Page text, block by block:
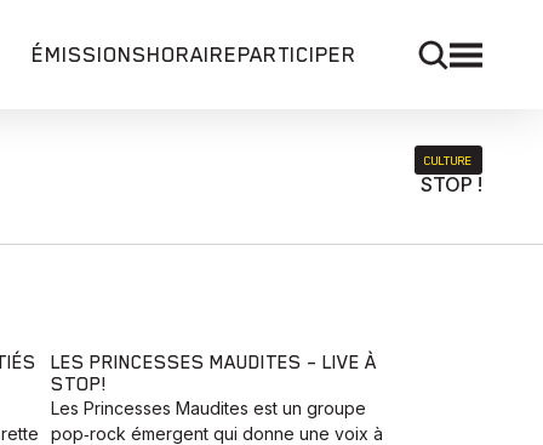
ÉMISSIONSHORAIREPARTICIPER
CULTURE
STOP !
LES PRINCESSES MAUDITES – LIVE À
STOP!
Les Princesses Maudites est un groupe
pop‑rock émergent qui donne une voix à